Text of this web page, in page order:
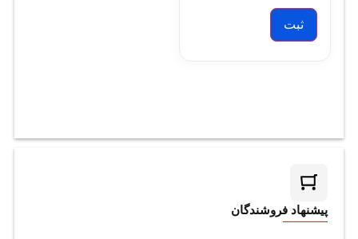
پیشنهاد فروشندگان